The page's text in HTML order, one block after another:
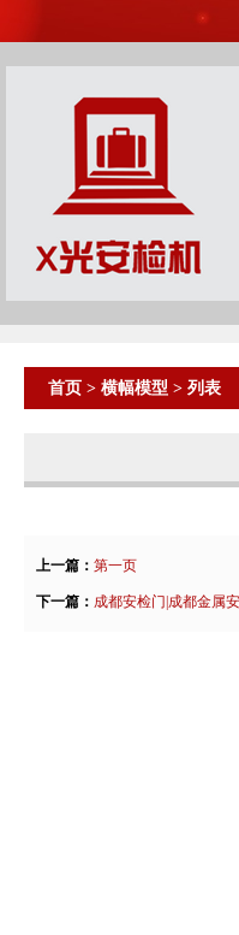
首页 > 横幅模型 > 列表
上一篇： 第一页
下一篇： 成都安检门|成都金属